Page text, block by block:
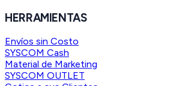
HERRAMIENTAS
Envíos sin Costo
SYSCOM Cash
Material de Marketing
SYSCOM OUTLET